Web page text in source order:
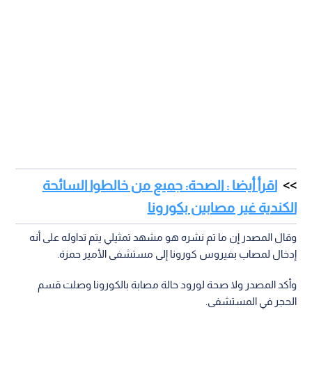
اقرأ أيضا : الصحة: جميع من خالطوا السائحة
الكندية غير مصابين بكورونا
وقال المصدر إن ما تم نشره هو مشهد تمثيلي يتم تداوله على أنه
إدخال لمصاب بفيروس كورونا إلى مستشفى الأمير حمزة.
وأكد المصدر ولا صحة لورود حالة مصابة بالكورونا وصلت قسم
الحجر في المستشفى.